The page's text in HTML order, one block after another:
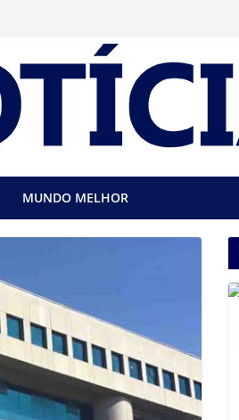
MUNDO MELHOR